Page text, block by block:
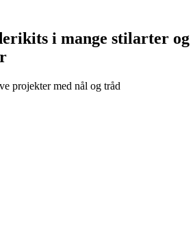
i mange stilarter og
projekter med nål og tråd